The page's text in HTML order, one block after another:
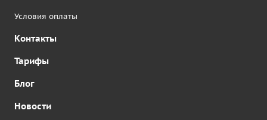
Условия оплаты
Контакты
Тарифы
Блог
Новости